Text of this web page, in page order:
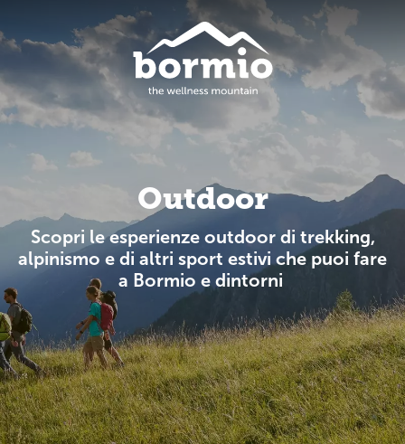
Outdoor
Scopri le esperienze outdoor di trekking,
alpinismo e di altri sport estivi che puoi fare
a Bormio e dintorni